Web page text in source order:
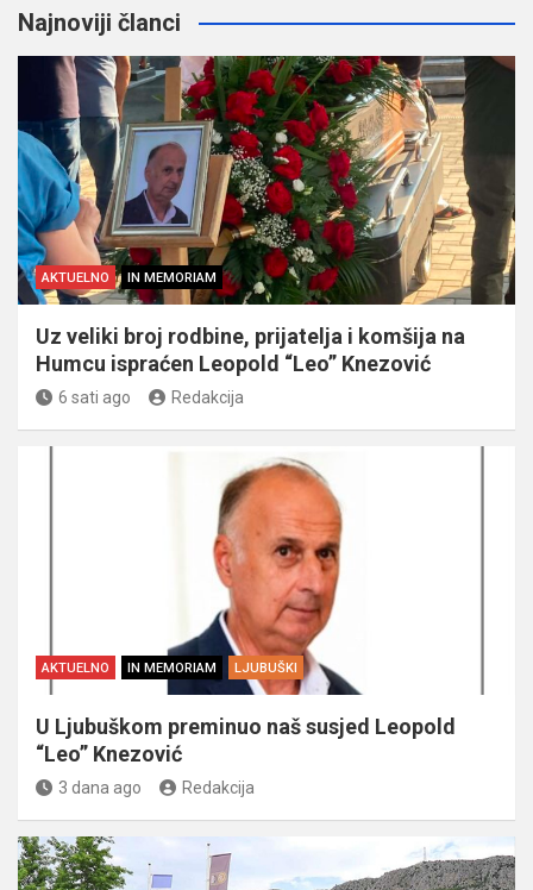
Najnoviji članci
AKTUELNO IN MEMORIAM
Uz veliki broj rodbine, prijatelja i komšija na
Humcu ispraćen Leopold “Leo” Knezović
6 sati ago Redakcija
AKTUELNO IN MEMORIAM LJUBUŠKI
U Ljubuškom preminuo naš susjed Leopold
“Leo” Knezović
3 dana ago Redakcija